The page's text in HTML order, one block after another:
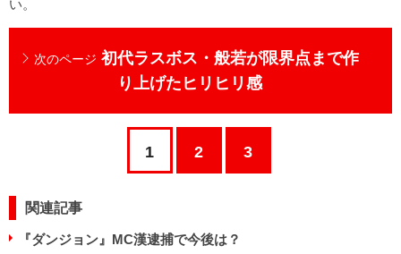
い。
次のページ 初代ラスボス・般若が限界点まで作
り上げたヒリヒリ感
1 2 3
関連記事
『ダンジョン』MC漢逮捕で今後は？